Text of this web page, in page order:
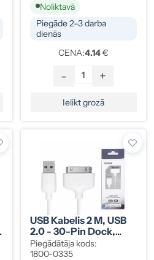
Noliktavā
Piegāde 2–3 darba
dienās
CENA:4.14€
- +
Ielikt grozā
USB Kabelis 2 M, USB
2.0 - 30-Pin Dock,
Balts
Piegādātāja kods:
1800-0335